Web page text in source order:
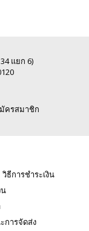
แยก 6)
ครสมาชิก
วิธีการชำระเงิน
น
การจัดส่ง